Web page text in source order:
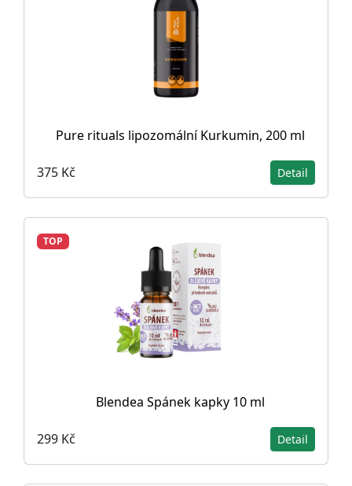
Pure rituals lipozomální Kurkumin, 200 ml
375 Kč Detail
TOP
Blendea Spánek kapky 10 ml
299 Kč Detail